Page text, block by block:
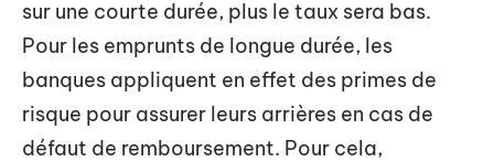
sur une courte durée, plus le taux sera bas.
Pour les emprunts de longue durée, les
banques appliquent en effet des primes de
risque pour assurer leurs arrières en cas de
défaut de remboursement. Pour cela,